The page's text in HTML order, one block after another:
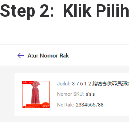
Step 2: Klik Pilih